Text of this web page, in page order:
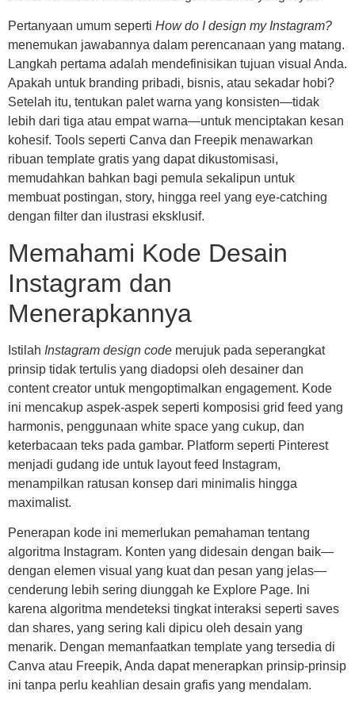
Pertanyaan umum seperti How do I design my Instagram?
menemukan jawabannya dalam perencanaan yang matang.
Langkah pertama adalah mendefinisikan tujuan visual Anda.
Apakah untuk branding pribadi, bisnis, atau sekadar hobi?
Setelah itu, tentukan palet warna yang konsisten—tidak
lebih dari tiga atau empat warna—untuk menciptakan kesan
kohesif. Tools seperti Canva dan Freepik menawarkan
ribuan template gratis yang dapat dikustomisasi,
memudahkan bahkan bagi pemula sekalipun untuk
membuat postingan, story, hingga reel yang eye-catching
dengan filter dan ilustrasi eksklusif.
Memahami Kode Desain
Instagram dan
Menerapkannya
Istilah Instagram design code merujuk pada seperangkat
prinsip tidak tertulis yang diadopsi oleh desainer dan
content creator untuk mengoptimalkan engagement. Kode
ini mencakup aspek-aspek seperti komposisi grid feed yang
harmonis, penggunaan white space yang cukup, dan
keterbacaan teks pada gambar. Platform seperti Pinterest
menjadi gudang ide untuk layout feed Instagram,
menampilkan ratusan konsep dari minimalis hingga
maximalist.
Penerapan kode ini memerlukan pemahaman tentang
algoritma Instagram. Konten yang didesain dengan baik—
dengan elemen visual yang kuat dan pesan yang jelas—
cenderung lebih sering diunggah ke Explore Page. Ini
karena algoritma mendeteksi tingkat interaksi seperti saves
dan shares, yang sering kali dipicu oleh desain yang
menarik. Dengan memanfaatkan template yang tersedia di
Canva atau Freepik, Anda dapat menerapkan prinsip-prinsip
ini tanpa perlu keahlian desain grafis yang mendalam.